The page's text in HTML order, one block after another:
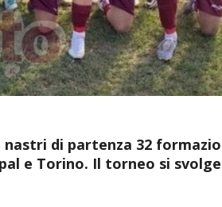
nastri di partenza 32
e Torino. Il torneo si